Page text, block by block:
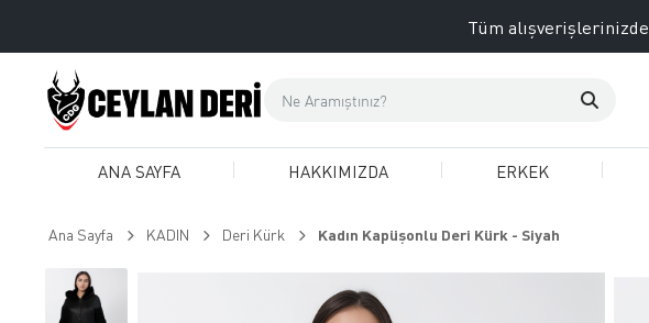
Tüm alışverişlerinizde
ANA SAYFA HAKKIMIZDA ERKEK
Ana Sayfa KADIN Deri Kürk Kadın Kapüşonlu Deri Kürk - Siyah